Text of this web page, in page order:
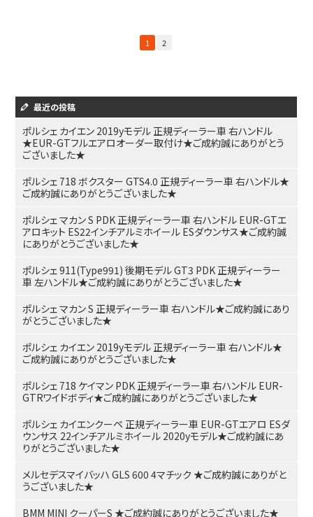
1 2
最近の投稿
ポルシェ カイエン 2019yモデル 正規ディーラー車 右ハンドル
★EUR-GTフルエアロオーダー取付け★ご成約誠にありがとう
ございました★
ポルシェ 718 ボクスター GTS4.0 正規ディーラー車 右ハンドル★
ご成約誠にありがとうございました★
ポルシェ マカン S PDK 正規ディーラー車 右ハンドル EUR-GTエ
アロキット ES22インチアルミホイール ESダウンサス★ご成約誠
にありがとうございました★
ポルシェ 911(Type991) 後期モデル GT3 PDK 正規ディーラー
車 左ハンドル★ご成約誠にありがとうございました★
ポルシェ マカン S 正規ディーラー車 右ハンドル★ご成約誠にあり
がとうございました★
ポルシェ カイエン 2019yモデル 正規ディーラー車 右ハンドル★
ご成約誠にありがとうございました★
ポルシェ 718 ケイマン PDK 正規ディーラー車 右ハンドル EUR-
GTRワイドボディ★ご成約誠にありがとうございました★
ポルシェ カイエンクーペ 正規ディーラー車 EUR-GTエアロ ESダ
ウンサス 22インチアルミホイール 2020yモデル★ご成約誠にあ
りがとうございました★
メルセデスマイバッハ GLS 600 4マチック ★ご成約誠にありがと
うございました★
BMM MINI クーパーS ★ご成約誠にありがとうございました★